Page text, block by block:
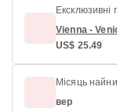
Ексклюзивні
Vienna -
US$ 25.49
Місяць
вер